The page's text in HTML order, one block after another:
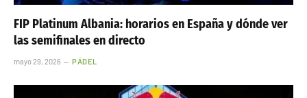
FIP Platinum Albania: horarios en España y dónde ver
las semifinales en directo
mayo 29, 2026 PÁDEL